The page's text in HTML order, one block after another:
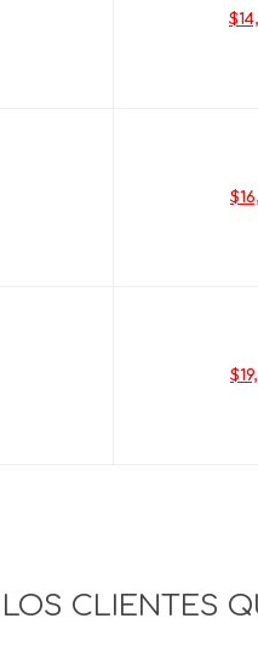
LOS CLIENTES